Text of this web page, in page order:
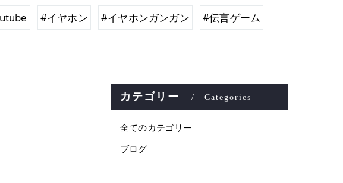
#イヤホン #イヤホンガンガン
#伝言ゲーム
カテゴリー Categories
全てのカテゴリー
ブログ